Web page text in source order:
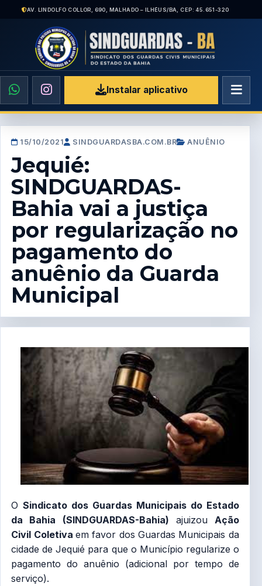
AV. LINDOLFO COLLOR, 690, MALHADO – ILHÉUS/BA, CEP: 45.651-320
Instalar aplicativo
15/10/2021 SINDGUARDASBA.COM.BR ANUÊNIO
Jequié:
SINDGUARDAS-
Bahia vai a justiça
por regularização no
pagamento do
anuênio da Guarda
Municipal
OSindicato dos Guardas Municipais do Estado
da Bahia (SINDGUARDAS-Bahia) ajuizou Ação
Civil Coletivaem favor dos Guardas Municipais da
cidade de Jequié para que o Município regularize o
pagamento do anuênio (adicional por tempo de
serviço).